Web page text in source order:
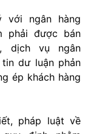
với ngân hàng
phải được bán
dịch vụ ngân
dư luận phản
ép khách hàng
pháp luật về